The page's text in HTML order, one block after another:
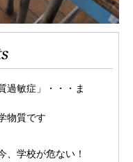
過敏症」・・・ま
物質です
学校が危ない！